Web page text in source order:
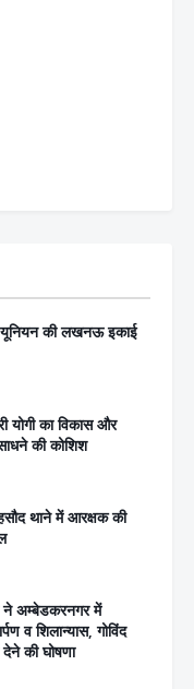
की लखनऊ इकाई
योगी का विकास और
की कोशिश
थाने में आरक्षक की
ने अम्बेडकरनगर में
व शिलान्यास, गोविंद
की घोषणा